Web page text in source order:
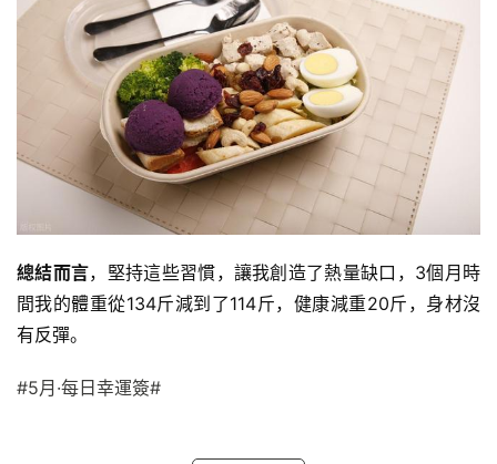
總結而言，堅持這些習慣，讓我創造了熱量缺口，3個月時
間我的體重從134斤減到了114斤，健康減重20斤，身材沒
有反彈。
#5月·每日幸運簽#